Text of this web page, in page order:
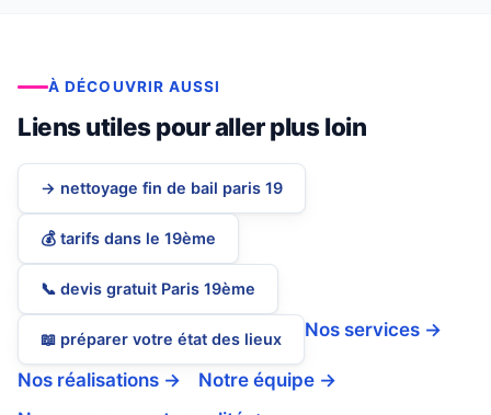
À DÉCOUVRIR AUSSI
Liens utiles pour aller plus loin
→ nettoyage fin de bail paris 19
💰 tarifs dans le 19ème
📞 devis gratuit Paris 19ème
📖 préparer votre état des lieux Nos services →
Nos réalisations →
Notre équipe →